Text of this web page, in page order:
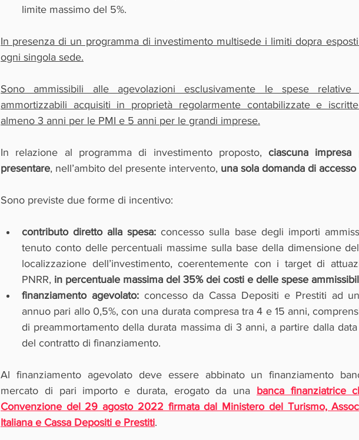
limite massimo del 5%.
In presenza di un programma di investimento multisede i limiti dopra
ogni singola sede.
Sono ammissibili alle agevolazioni esclusivamente le spese relative
ammortizzabili acquisiti in proprietà regolarmente contabilizzate e
almeno 3 anni per le PMI e 5 anni per le grandi imprese.
In relazione al programma di investimento proposto, ciascuna impresa
presentare, nell’ambito del presente intervento, una sola domanda di
Sono previste due forme di incentivo:
contributo diretto alla spesa: concesso sulla base degli importi
tenuto conto delle percentuali massime sulla base della dimensione
localizzazione dell’investimento, coerentemente con i target di
PNRR, in percentuale massima del 35% dei costi e delle spese
finanziamento agevolato: concesso da Cassa Depositi e Prestiti ad
annuo pari allo 0,5%, con una durata compresa tra 4 e 15 anni,
di preammortamento della durata massima di 3 anni, a partire dalla
del contratto di finanziamento.
Al finanziamento agevolato deve essere abbinato un finanziamento
mercato di pari importo e durata, erogato da una banca finanziatrice
Convenzione del 29 agosto 2022 firmata dal Ministero del Turismo,
Italiana e Cassa Depositi e Prestiti.